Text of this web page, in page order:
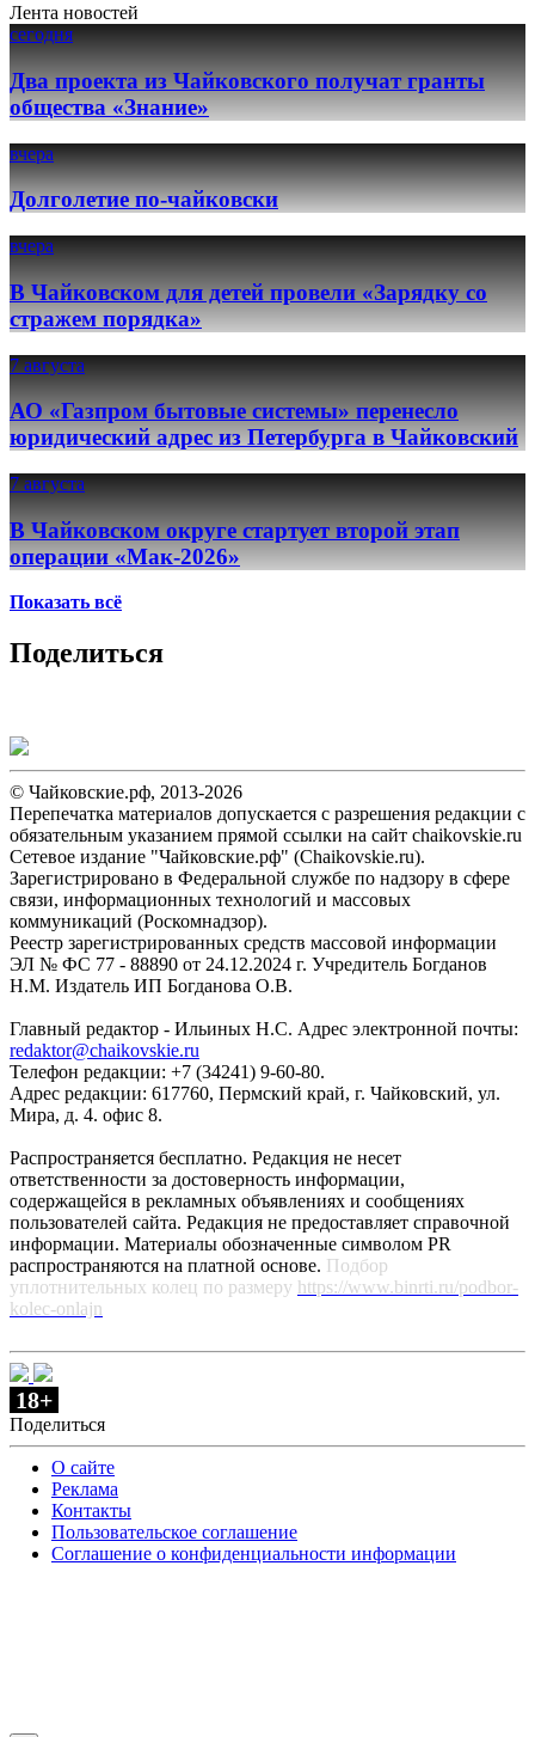
Лента новостей
сегодня
Два проекта из Чайковского получат гранты
общества «Знание»
вчера
Долголетие по-чайковски
вчера
В Чайковском для детей провели «Зарядку со
стражем порядка»
7 августа
АО «Газпром бытовые системы» перенесло
юридический адрес из Петербурга в Чайковский
7 августа
В Чайковском округе стартует второй этап
операции «Мак-2026»
Показать всё
Поделиться
© Чайковские.рф, 2013-2026
Перепечатка материалов допускается с разрешения редакции с
обязательным указанием прямой ссылки на сайт chaikovskie.ru
Сетевое издание "Чайковские.рф" (Chaikovskie.ru).
Зарегистрировано в Федеральной службе по надзору в сфере
связи, информационных технологий и массовых
коммуникаций (Роскомнадзор).
Реестр зарегистрированных средств массовой информации
ЭЛ № ФС 77 - 88890 от 24.12.2024 г. Учредитель Богданов
Н.М. Издатель ИП Богданова О.В.
Главный редактор - Ильиных Н.С. Адрес электронной почты:
redaktor@chaikovskie.ru
Телефон редакции: +7 (34241) 9-60-80.
Адрес редакции: 617760, Пермский край, г. Чайковский, ул.
Мира, д. 4. офис 8.
Распространяется бесплатно. Редакция не несет
ответственности за достоверность информации,
содержащейся в рекламных объявлениях и сообщениях
пользователей сайта. Редакция не предоставляет справочной
информации. Материалы обозначенные символом PR
распространяются на платной основе. Подбор
уплотнительных колец по размеру https://www.binrti.ru/podbor-
kolec-onlajn
18+
Поделиться
О сайте
Реклама
Контакты
Пользовательское соглашение
Соглашение о конфиденциальности информации